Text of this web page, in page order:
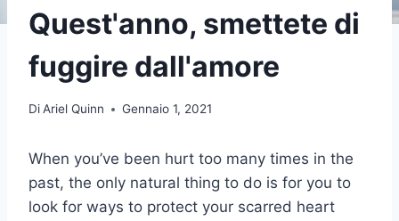
Quest'anno, smettete di
fuggire dall'amore
DiAriel Quinn Gennaio 1, 2021
When you’ve been hurt too many times in the
past, the only natural thing to do is for you to
look for ways to protect your scarred heart